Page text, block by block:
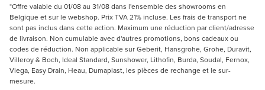
*Offre valable du 01/08 au 31/08 dans l'ensemble des showrooms en
Belgique et sur le webshop. Prix TVA 21% incluse. Les frais de transport ne
sont pas inclus dans cette action. Maximum une réduction par client/adresse
de livraison. Non cumulable avec d'autres promotions, bons cadeaux ou
codes de réduction. Non applicable sur Geberit, Hansgrohe, Grohe, Duravit,
Villeroy & Boch, Ideal Standard, Sunshower, Lithofin, Burda, Soudal, Fernox,
Viega, Easy Drain, Heau, Dumaplast, les pièces de rechange et le sur-
mesure.